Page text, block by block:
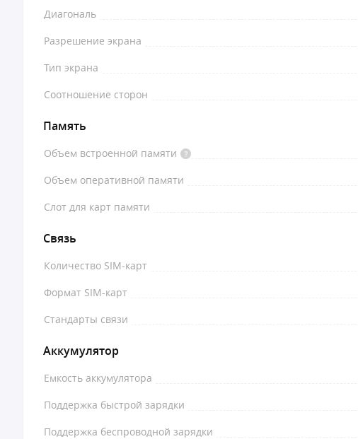
Диагональ
Разрешение экрана
Тип экрана
Соотношение сторон
Память
Объем встроенной памяти
Объем оперативной памяти
Слот для карт памяти
Связь
Количество SIM-карт
Формат SIM-карт
Стандарты связи
Аккумулятор
Емкость аккумулятора
Поддержка быстрой зарядки
Поддержка беспроводной зарядки